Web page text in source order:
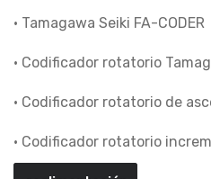
• Tamagawa Seiki FA-CODER
• Codificador rotatorio
• Codificador rotatorio de
• Codificador rotatorio